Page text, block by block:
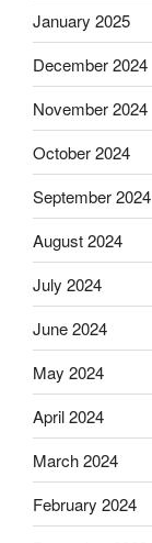
January 2025
December 2024
November 2024
October 2024
September 2024
August 2024
July 2024
June 2024
May 2024
April 2024
March 2024
February 2024